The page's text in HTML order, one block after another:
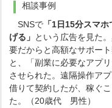
相談事例
SNSで 「1日15分スマ
げる」 という広告を見た
要だからと高額なサポー
と、「副業に必要なアプ
させられた。遠隔操作ア
借りて契約したが、稼ぐ
た。（20歳代 男性）